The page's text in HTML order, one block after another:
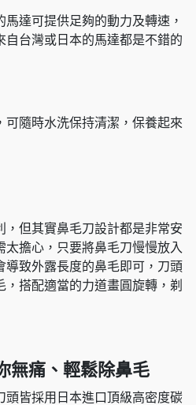
達可提供足夠的動力及轉速，
自台灣或日本的馬達都是不錯的
可隨時水洗保持清潔，保養起來
，但其實鼻毛刀設計都是非常安
擔心，只要將鼻毛刀慢慢放入
導致外露長度的鼻毛即可，刀頭
搭配適當的力道畫圓旋轉，剃
無痛、輕鬆除鼻毛
頭皆採用日本進口頂級高密度碳